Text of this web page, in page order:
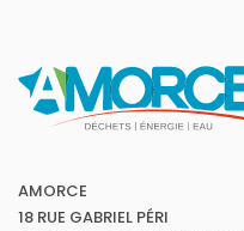
AMORCE
18 RUE GABRIEL PÉRI